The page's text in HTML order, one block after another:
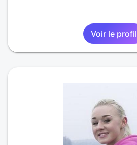
Voir le profil